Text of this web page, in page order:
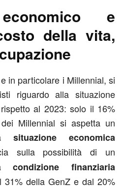
e
della vita,
in particolare i Millennial, si
riguardo alla situazione
al 2023: solo il 16%
Millennial si aspetta un
situazione economica
sulla possibilità di un
condizione finanziaria
31% della GenZ e dal 20%